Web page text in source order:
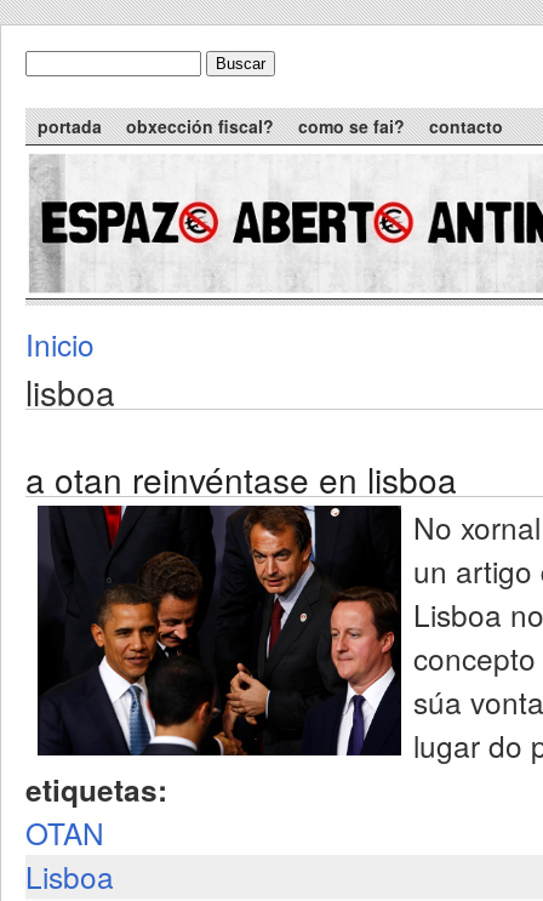
formulario de busca
Main menu
portada obxección fiscal? como se fai? contacto
You are here
Inicio
lisboa
a otan reinvéntase en lisboa
No
un artigo
Lisboa
súa
lugar do
etiquetas:
OTAN
Lisboa